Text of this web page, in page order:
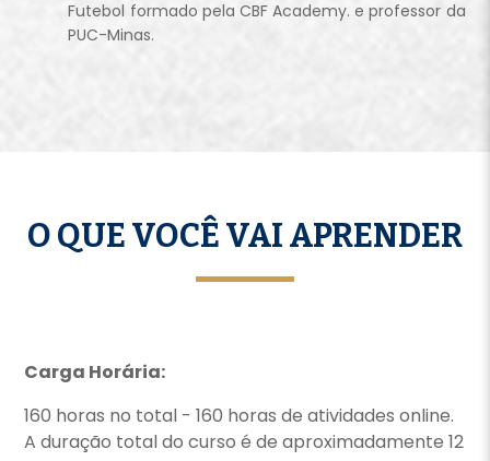
Futebol formado pela CBF Academy. e professor da
PUC-Minas.
O QUE VOCÊ VAI APRENDER
Carga Horária:
160 horas no total - 160 horas de atividades online.
A duração total do curso é de aproximadamente 12